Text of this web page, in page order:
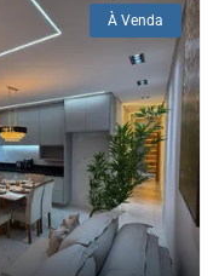
À Venda